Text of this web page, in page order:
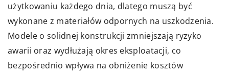
użytkowaniu każdego dnia, dlatego muszą być
wykonane z materiałów odpornych na uszkodzenia.
Modele o solidnej konstrukcji zmniejszają ryzyko
awarii oraz wydłużają okres eksploatacji, co
bezpośrednio wpływa na obniżenie kosztów